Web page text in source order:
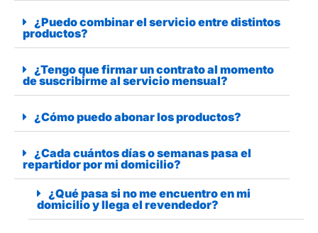
¿Puedo combinar el servicio entre distintos
productos?
¿Tengo que firmar un contrato al momento
de suscribirme al servicio mensual?
¿Cómo puedo abonar los productos?
¿Cada cuántos días o semanas pasa el
repartidor por mi domicilio?
¿Qué pasa si no me encuentro en mi
domicilio y llega el revendedor?